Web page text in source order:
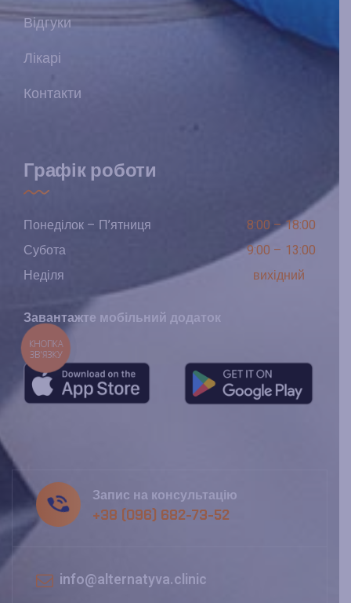
Відгуки
Лікарі
Контакти
Графік роботи
Понеділок – П’ятниця
8:00 – 18:00
Субота
9:00 – 13:00
Неділя
вихідний
Завантажте мобільний додаток
Запис на консультацію
+38 (096) 682-73-52
info@alternatyva.clinic
КНОПКА
ЗВ'ЯЗКУ